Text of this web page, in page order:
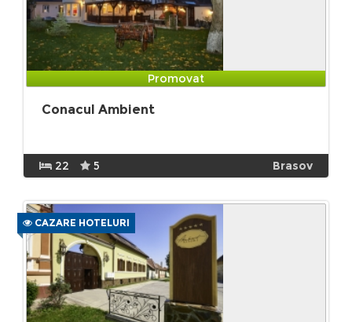
Promovat
Conacul Ambient
22 5 Brasov
CAZARE HOTELURI